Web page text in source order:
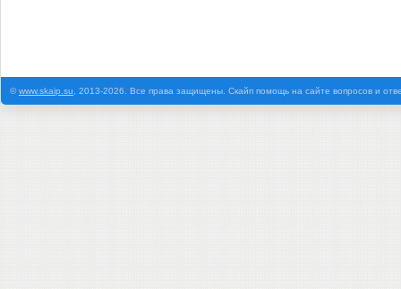
©www.skaip.su , 2013-2026. Все права защищены. Скайп помощь на сайте вопросов и